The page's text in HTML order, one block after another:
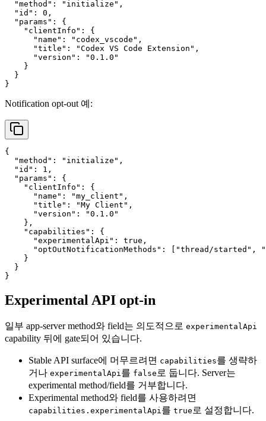
"method" : "initialize" ,
"id" : 0 ,
"params" :
{
"clientInfo" :
{
"name" : "codex_vscode" ,
"title" : "Codex VS Code Extension" ,
"version" :
"0.1.0"
}
}
}
Notification opt-out 예:
{
"method" : "initialize" ,
"id" : 1 ,
"params" :
{
"clientInfo" :
{
"name" : "my_client" ,
"title" : "My Client" ,
"version" :
"0.1.0"
} ,
"capabilities" :
{
"experimentalApi" : true ,
"optOutNotificationMethods" : "thread/started" ,
}
}
}
Experimental API opt-in
일부 app-server method와 field는 의도적으로 experimentalApi
capability 뒤에 gate되어 있습니다.
Stable API surface에 머무르려면 capabilities를 생략하
거나 experimentalApi 를 false 로 둡니다. Server는
experimental method/field를 거부합니다.
Experimental method와 field를 사용하려면
capabilities.experimentalApi 를 true 로 설정합니다.